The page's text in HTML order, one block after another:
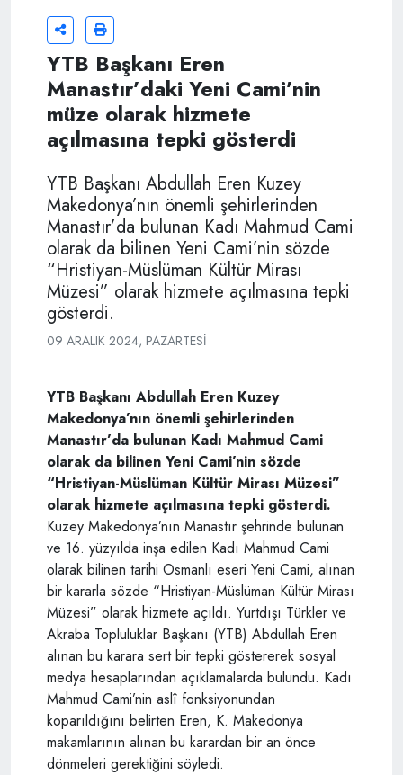
YTB Başkanı Eren
Manastır’daki Yeni Cami’nin
müze olarak hizmete
açılmasına tepki gösterdi
YTB Başkanı Abdullah Eren Kuzey
Makedonya’nın önemli şehirlerinden
Manastır’da bulunan Kadı Mahmud Cami
olarak da bilinen Yeni Cami’nin sözde
“Hristiyan-Müslüman Kültür Mirası
Müzesi” olarak hizmete açılmasına tepki
gösterdi.
09 ARALIK 2024, PAZARTESI
YTB Başkanı Abdullah Eren Kuzey
Makedonya’nın önemli şehirlerinden
Manastır’da bulunan Kadı Mahmud Cami
olarak da bilinen Yeni Cami’nin sözde
“Hristiyan-Müslüman Kültür Mirası Müzesi”
olarak hizmete açılmasına tepki gösterdi.
Kuzey Makedonya’nın Manastır şehrinde bulunan
ve 16. yüzyılda inşa edilen Kadı Mahmud Cami
olarak bilinen tarihi Osmanlı eseri Yeni Cami, alınan
bir kararla sözde “Hristiyan-Müslüman Kültür Mirası
Müzesi” olarak hizmete açıldı. Yurtdışı Türkler ve
Akraba Topluluklar Başkanı (YTB) Abdullah Eren
alınan bu karara sert bir tepki göstererek sosyal
medya hesaplarından açıklamalarda bulundu. Kadı
Mahmud Cami’nin aslî fonksiyonundan
koparıldığını belirten Eren, K. Makedonya
makamlarının alınan bu karardan bir an önce
dönmeleri gerektiğini söyledi.